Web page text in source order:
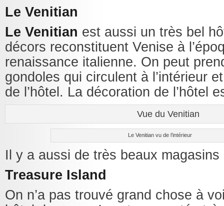
Le Venitian
Le Venitian est aussi un très bel
décors reconstituent Venise à
renaissance italienne. On peut
gondoles qui circulent à l’intérieur
de l’hôtel. La décoration de l’hôtel
Vue du Venitian
Le Venitian vu de l’intérieur
Il y a aussi de très beaux magasins
Treasure Island
On n’a pas trouvé grand chose à